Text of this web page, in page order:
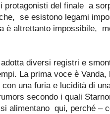
protagonisti del finale a
se esistono legami
è altrettanto impossibile,
diversi registri e
La prima voce è
con una furia e lucidità di
secondo i quali
si alimentano qui, perché –